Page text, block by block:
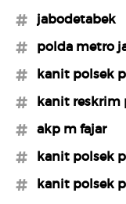
#jabodetabek
#polda metro
#kanit polsek
#kanit
#akp m fajar
#kanit polsek
#kanit polsek